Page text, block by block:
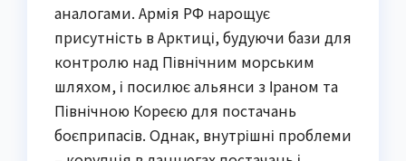
аналогами. Армія РФ нарощує
присутність в Арктиці, будуючи бази для
контролю над Північним морським
шляхом, і посилює альянси з Іраном та
Північною Кореєю для постачань
боєприпасів. Однак, внутрішні проблеми